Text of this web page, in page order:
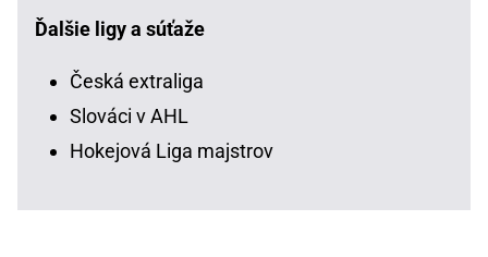
Ďalšie ligy a súťaže
Česká extraliga
Slováci v AHL
Hokejová Liga majstrov